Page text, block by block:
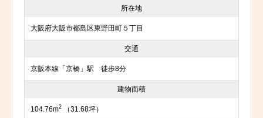
所在地
大阪府大阪市都島区東野田町５丁目
交通
京阪本線「京橋」駅 徒歩8分
建物面積
104.76m2 （31.68坪）